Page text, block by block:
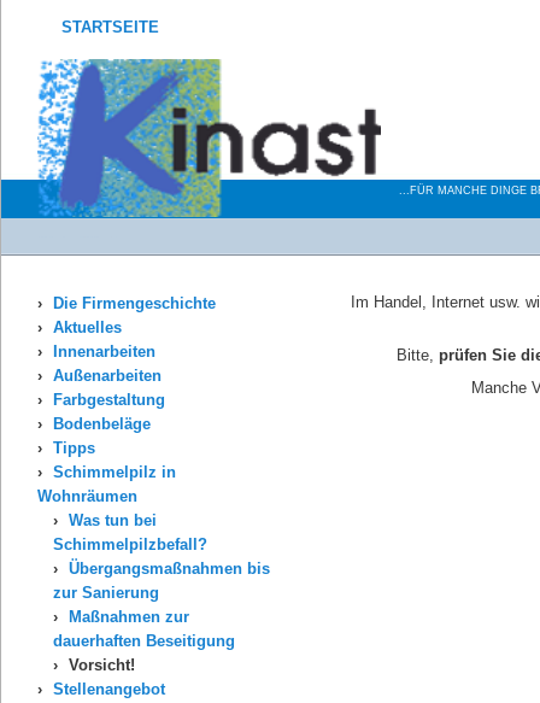
STARTSEITE
...FÜR MANCHE DINGE
Die Firmengeschichte
Aktuelles
Innenarbeiten
Außenarbeiten
Farbgestaltung
Bodenbeläge
Tipps
Schimmelpilz in
Wohnräumen
Was tun bei
Schimmelpilzbefall?
Übergangsmaßnahmen bis
zur Sanierung
Maßnahmen zur
dauerhaften Beseitigung
Vorsicht!
Stellenangebot
Im Handel, Internet usw.
Bitte, prüfen Sie
Manche